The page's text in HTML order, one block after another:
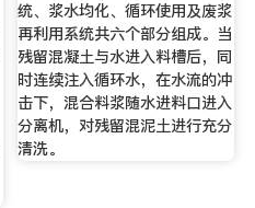
统、浆水均化、循环使用及废浆
再利用系统共六个部分组成。当
残留混凝土与水进入料槽后，同
时连续注入循环水，在水流的冲
击下，混合料浆随水进料口进入
分离机，对残留混泥土进行充分
清洗。